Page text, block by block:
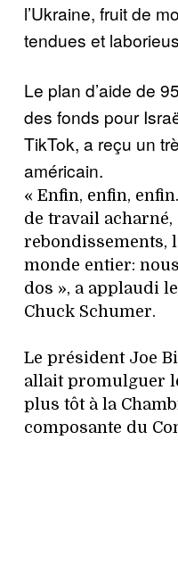
l’Ukraine, fruit de
tendues et
Le plan d’aide de
des fonds pour
TikTok, a reçu un
américain.
« Enfin, enfin,
de travail
rebondissements,
monde entier:
dos », a applaudi
Chuck Schumer.
Le président Joe
allait promulguer
plus tôt à la
composante du